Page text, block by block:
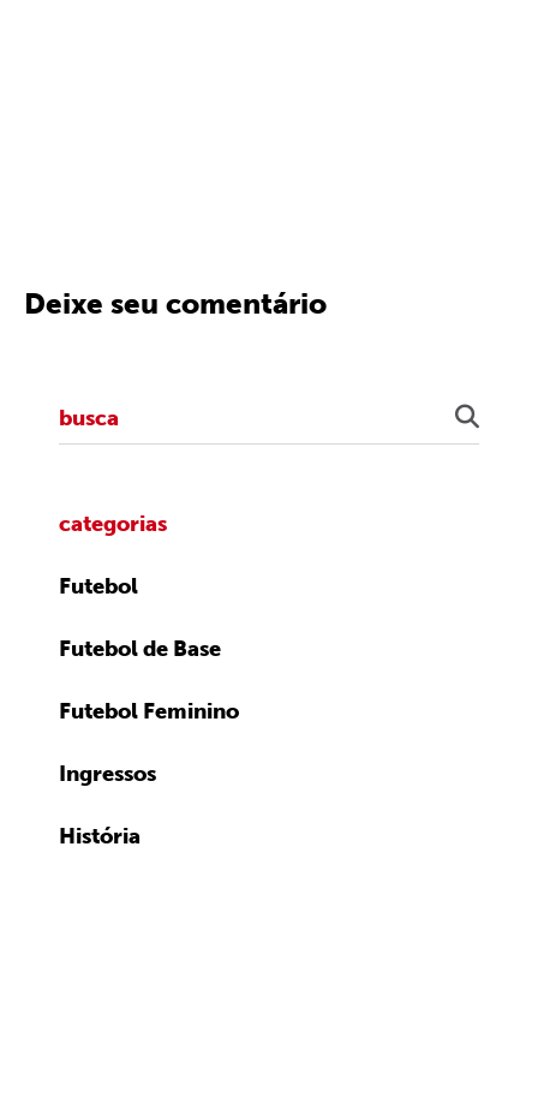
Deixe seu comentário
categorias
Futebol
Futebol de Base
Futebol Feminino
Ingressos
História